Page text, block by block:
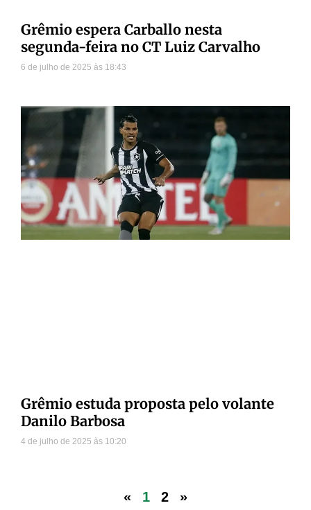
Grêmio espera Carballo nesta
segunda-feira no CT Luiz Carvalho
6 de julho de 2025 18:43
Grêmio estuda proposta pelo volante
Danilo Barbosa
4 de julho de 2025 10:20
« 1 2 »